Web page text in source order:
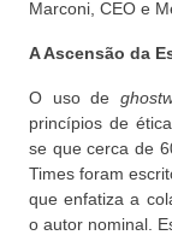
Marconi, CEO e
A Ascensão da
O uso de
princípios de
se que cerca de
Times foram
que enfatiza a
o autor nominal.